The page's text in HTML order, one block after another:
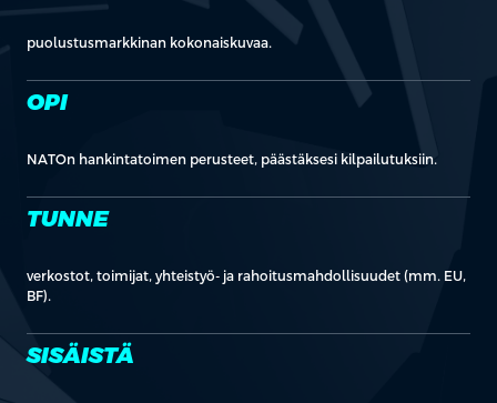
puolustusmarkkinan kokonaiskuvaa.
OPI
NATOn hankintatoimen perusteet, päästäksesi kilpailutuksiin.
TUNNE
verkostot, toimijat, yhteistyö- ja rahoitusmahdollisuudet (mm. EU,
BF).
SISÄISTÄ